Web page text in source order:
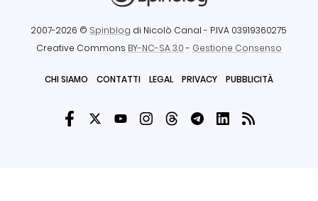
2007-2026 © Spinblog di Nicolò Canal - P.IVA 03919360275
Creative Commons BY-NC-SA 3.0- Gestione Consenso
CHI SIAMO CONTATTI LEGAL PRIVACY PUBBLICITÀ